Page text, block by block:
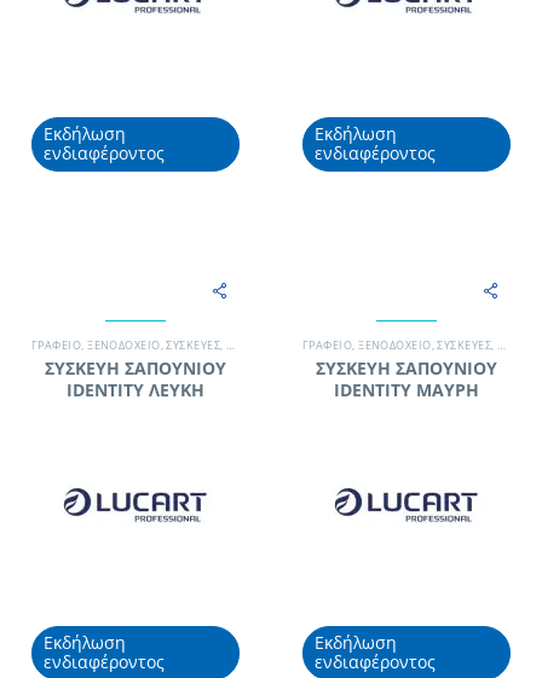
Εκδήλωση
ενδιαφέροντος
Εκδήλωση
ενδιαφέροντος
ΓΡΑΦΕΊΟ,ΞΕΝΟΔΟΧΕΊΟ,ΣΥΣΚΕΥΈΣ, ΣΥΣΚΕΥΈΣ & ΑΝΑΛΏΣΙΜΑ ΥΓΙΕΙΝΉΣ,ΣΥΣΚΕΥΈΣ
ΣΥΣΚΕΥΗ ΣΑΠΟΥΝΙΟΥ
IDENTITY ΛΕΥΚΗ
Εκδήλωση
ενδιαφέροντος
ΓΡΑΦΕΊΟ,ΞΕΝΟΔΟΧΕΊΟ,ΣΥΣΚΕΥΈΣ,
ΣΥΣΚΕΥΗ ΣΑΠΟΥΝΙΟΥ
IDENTITY ΜΑΥΡΗ
Εκδήλωση
ενδιαφέροντος